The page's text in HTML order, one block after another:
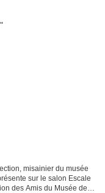
misainier du musée
sur le salon Escale
des Amis du Musée de la